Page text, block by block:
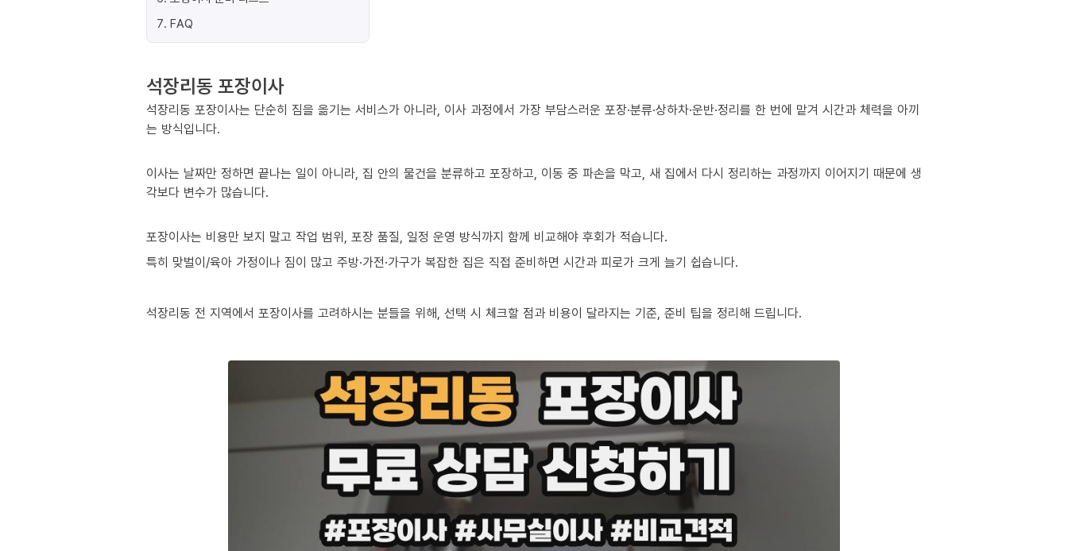
7. FAQ
석장리동 포장이사
석장리동 포장이사는 단순히 짐을 옮기는 서비스가 아니라, 이사 과정에서 가장 부담스러운 포장·분류·상하차·운반·정리를 한 번에 맡겨 시간과 체력을 아끼
는 방식입니다.
이사는 날짜만 정하면 끝나는 일이 아니라, 집 안의 물건을 분류하고 포장하고, 이동 중 파손을 막고, 새 집에서 다시 정리하는 과정까지 이어지기 때문에 생
각보다 변수가 많습니다.
포장이사는 비용만 보지 말고 작업 범위, 포장 품질, 일정 운영 방식까지 함께 비교해야 후회가 적습니다.
특히 맞벌이/육아 가정이나 짐이 많고 주방·가전·가구가 복잡한 집은 직접 준비하면 시간과 피로가 크게 늘기 쉽습니다.
석장리동 전 지역에서 포장이사를 고려하시는 분들을 위해, 선택 시 체크할 점과 비용이 달라지는 기준, 준비 팁을 정리해 드립니다.